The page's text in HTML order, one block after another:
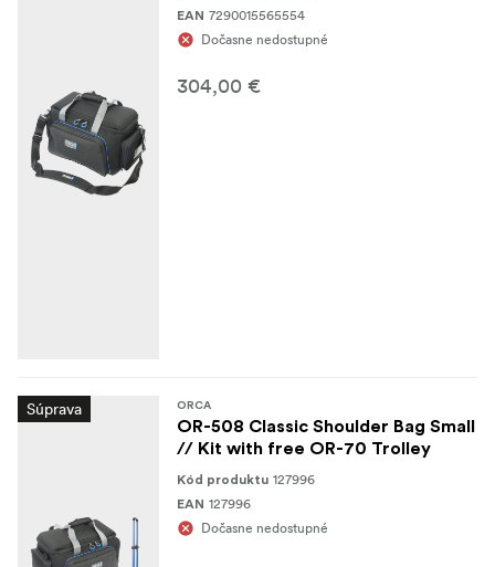
EAN 7290015565554
Dočasne nedostupné
304,00 €
Súprava ORCA
OR-508 Classic Shoulder Bag Small
// Kit with free OR-70 Trolley
Kód produktu 127996
EAN 127996
Dočasne nedostupné